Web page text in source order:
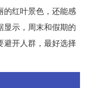
的红叶景色，还能感
显示，周末和假期的
避开人群，最好选择